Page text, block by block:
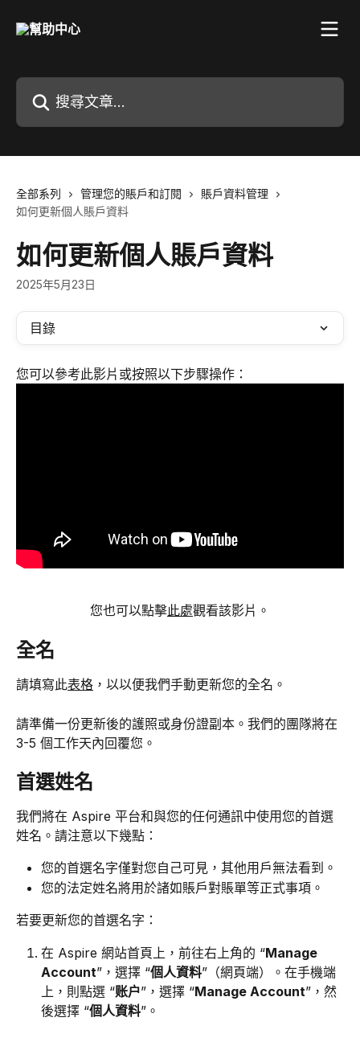
搜尋文章…
全部系列 管理您的賬戶和訂閱
賬戶資料管理
如何更新個人賬戶資料
如何更新個人賬戶資料
2025年5月23日
目錄
您可以參考此影片或按照以下步驟操作：
您也可以點擊此處觀看該影片。
全名
請填寫此表格 ，以以便我們手動更新您的全名。
請準備一份更新後的護照或身份證副本。我們的團隊將在
3-5 個工作天內回覆您。
首選姓名
我們將在 Aspire 平台和與您的任何通訊中使用您的首選
姓名。請注意以下幾點：
您的首選名字僅對您自己可見，其他用戶無法看到。
您的法定姓名將用於諸如賬戶對賬單等正式事項。
若要更新您的首選名字：
在 Aspire 網站首頁上，前往右上角的 “Manage
Account”，選擇 “個人資料”（網頁端）。在手機端
上，則點選 “账户”，選擇 “Manage Account”，然
後選擇 “個人資料”。